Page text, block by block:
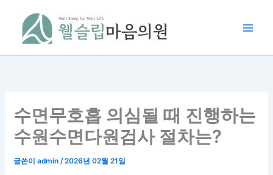
수면무호흡 의심될 때 진행하는
수원수면다원검사 절차는?
글쓴이admin/2026년 02월 21일